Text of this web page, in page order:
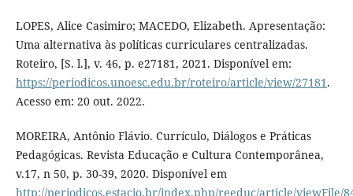
LOPES, Alice Casimiro; MACEDO, Elizabeth. Apresentação:
Uma alternativa às políticas curriculares centralizadas.
Roteiro, [S. l.], v. 46, p. e27181, 2021. Disponível em:
https://periodicos.unoesc.edu.br/roteiro/article/view/27181.
Acesso em: 20 out. 2022.
MOREIRA, Antônio Flávio. Currículo, Diálogos e Práticas
Pedagógicas. Revista Educação e Cultura Contemporânea,
v.17, n 50, p. 30-39, 2020. Disponível em
http://periodicos.estacio.br/index.php/reeduc/article/viewFile/